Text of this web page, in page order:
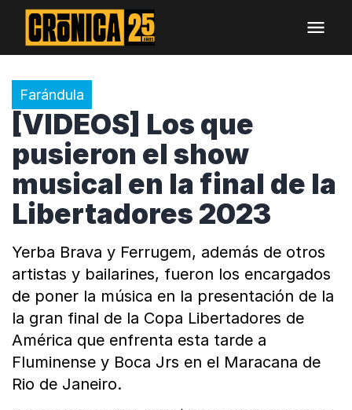
Farándula
[VIDEOS] Los que
pusieron el show
musical en la final de la
Libertadores 2023
Yerba Brava y Ferrugem, además de otros
artistas y bailarines, fueron los encargados
de poner la música en la presentación de la
la gran final de la Copa Libertadores de
América que enfrenta esta tarde a
Fluminense y Boca Jrs en el Maracana de
Rio de Janeiro.